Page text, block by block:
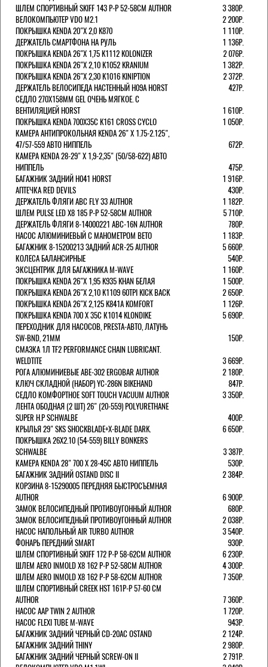
ШЛЕМ СПОРТИВНЫЙ SKIFF 143 Р-Р 52-58СМ AUTHOR
3 380Р.
ВЕЛОКОМПЬЮТЕР VDO M2.1
2 200Р.
ПОКРЫШКА KENDA 20"Х 2,0 K870
1 110Р.
ДЕРЖАТЕЛЬ СМАРТФОНА НА РУЛЬ
1 136Р.
ПОКРЫШКА KENDA 26"Х 1,75 K1112 KOLONIZER
2 076Р.
ПОКРЫШКА KENDA 26"Х 2,10 K1052 KRANIUM
1 382Р.
ПОКРЫШКА KENDA 26"Х 2,30 K1016 KINIPTION
2 372Р.
ДЕРЖАТЕЛЬ ВЕЛОСИПЕДА НАСТЕННЫЙ H09A HORST
427Р.
СЕДЛО 270Х158ММ GEL ОЧЕНЬ МЯГКОЕ. С
ВЕНТИЛЯЦИЕЙ HORST
1 610Р.
ПОКРЫШКА KENDA 700Х35С K161 CROSS CYCLO
1 050Р.
КАМЕРА АНТИПРОКОЛЬНАЯ KENDA 26" Х 1.75-2.125",
47/57-559 АВТО НИППЕЛЬ
672Р.
КАМЕРА KENDA 28-29" Х 1,9-2,35" (50/58-622) АВТО
НИППЕЛЬ
475Р.
БАГАЖНИК ЗАДНИЙ H041 HORST
1 916Р.
АПТЕЧКА RED DEVILS
430Р.
ДЕРЖАТЕЛЬ ФЛЯГИ АВС FLY 33 AUTHOR
1 182Р.
ШЛЕМ PULSE LED X8 185 Р-Р 52-58СМ AUTHOR
5 710Р.
ДЕРЖАТЕЛЬ ФЛЯГИ 8-14000221 ABC-16N AUTHOR
780Р.
НАСОС АЛЮМИНИЕВЫЙ С МАНОМЕТРОМ BETO
1 183Р.
БАГАЖНИК 8-15200213 ЗАДНИЙ ACR-25 AUTHOR
5 660Р.
КОЛЕСА БАЛАНСИРНЫЕ
540Р.
ЭКСЦЕНТРИК ДЛЯ БАГАЖНИКА M-WAVE
1 160Р.
ПОКРЫШКА KENDA 26"Х 1,95 K935 KHAN БЕЛАЯ
1 500Р.
ПОКРЫШКА KENDA 26"Х 2,10 K1109 60TPI KICK BACK
2 650Р.
ПОКРЫШКА KENDA 26"Х 2,125 K841A KOMFORT
1 126Р.
ПОКРЫШКА KENDA 700 Х 35С К1014 KLONDIKE
5 690Р.
ПЕРЕХОДНИК ДЛЯ НАСОСОВ, PRESTA-АВТО, ЛАТУНЬ
SW-BND, 21ММ
150Р.
СМАЗКА 1Л TF2 PERFORMANCE CHAIN LUBRICANT.
WELDTITE
3 669Р.
РОГА АЛЮМИНИЕВЫЕ ABE-302 ERGOBAR AUTHOR
2 180Р.
КЛЮЧ СКЛАДНОЙ (НАБОР) YC-286N BIKEHAND
847Р.
СЕДЛО КОМФОРТНОЕ SOFT TOUCH VACUUM AUTHOR
3 350Р.
ЛЕНТА ОБОДНАЯ (2 ШТ) 26" (20-559) POLYURETHANE
SUPER H.P SCHWALBE
400Р.
КРЫЛЬЯ 29" SKS SHOCKBLADE+X-BLADE DARK.
6 650Р.
ПОКРЫШКА 26X2.10 (54-559) BILLY BONKERS
SCHWALBE
3 387Р.
КАМЕРА KENDA 28" 700 Х 28-45С АВТО НИППЕЛЬ
530Р.
БАГАЖНИК ЗАДНИЙ OSTAND DISC II
2 384Р.
КОРЗИНА 8-15290005 ПЕРЕДНЯЯ БЫСТРОСЪЕМНАЯ
AUTHOR
6 900Р.
ЗАМОК ВЕЛОСИПЕДНЫЙ ПРОТИВОУГОННЫЙ AUTHOR
680Р.
ЗАМОК ВЕЛОСИПЕДНЫЙ ПРОТИВОУГОННЫЙ AUTHOR
2 038Р.
НАСОС НАПОЛЬНЫЙ AIR TURBO AUTHOR
3 540Р.
ФОНАРЬ ПЕРЕДНИЙ SMART
930Р.
ШЛЕМ СПОРТИВНЫЙ SKIFF 172 Р-Р 58-62СМ AUTHOR
6 230Р.
ШЛЕМ AERO INMOLD X8 162 Р-Р 52-58СМ AUTHOR
4 300Р.
ШЛЕМ AERO INMOLD X8 162 Р-Р 58-62СМ AUTHOR
7 350Р.
ШЛЕМ СПОРТИВНЫЙ CREEK HST 161Р-Р 57-60 СМ
AUTHOR
7 360Р.
НАСОС AAP TWIN 2 AUTHOR
1 720Р.
НАСОС FLEXI TUBE M-WAVE
943Р.
БАГАЖНИК ЗАДНИЙ ЧЕРНЫЙ СD-20AC OSTAND
2 124Р.
БАГАЖНИК ЗАДНИЙ THINY
2 980Р.
БАГАЖНИК ЗАДНИЙ ЧЕРНЫЙ SCREW-ON II
2 791Р.